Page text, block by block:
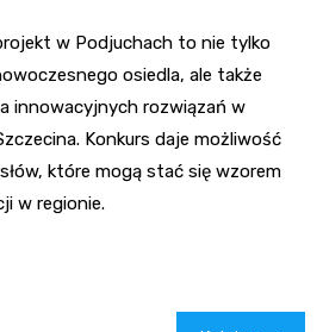
w Podjuchach to nie tylko
osiedla, ale także
innowacyjnych rozwiązań w
Konkurs daje możliwość
które mogą stać się wzorem
w regionie.